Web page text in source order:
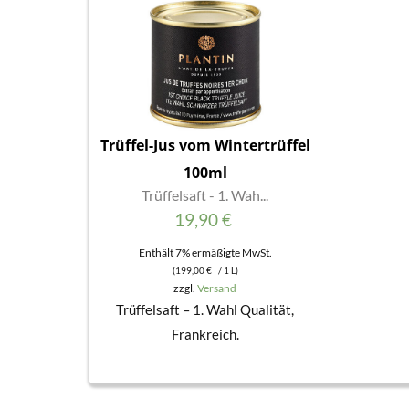
Weiterlesen
Trüffel-Jus vom Wintertrüffel
100ml
Trüffelsaft - 1. Wah...
19,90€
Enthält 7% ermäßigte MwSt.
(199,00€ / 1 L)
zzgl.Versand
Trüffelsaft – 1. Wahl Qualität,
Frankreich.